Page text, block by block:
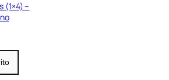
(1×4) –